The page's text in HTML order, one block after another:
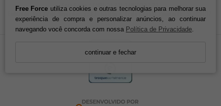
Free Force utiliza cookies e outras tecnologias para melhorar sua
experiência de compra e personalizar anúncios, ao continuar
navegando você concorda com nossa Política de Privacidade.
continuar e fechar
Free Force / CNPJ: 01.701.348/0003-30
Endereço: Rua XV de Novembro, 6633 - Galpão 4. Testo Central. Pomerode - SC, 89107-
000